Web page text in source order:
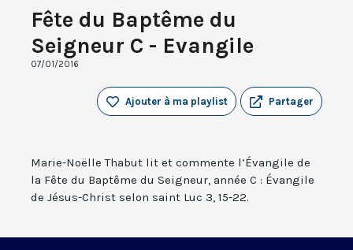
Fête du Baptême du
Seigneur C - Evangile
07/01/2016
Partager
Ajouter à ma playlist
Marie-Noëlle Thabut lit et commente l’Évangile de
la Fête du Baptême du Seigneur, année C : Évangile
de Jésus-Christ selon saint Luc 3, 15-22.